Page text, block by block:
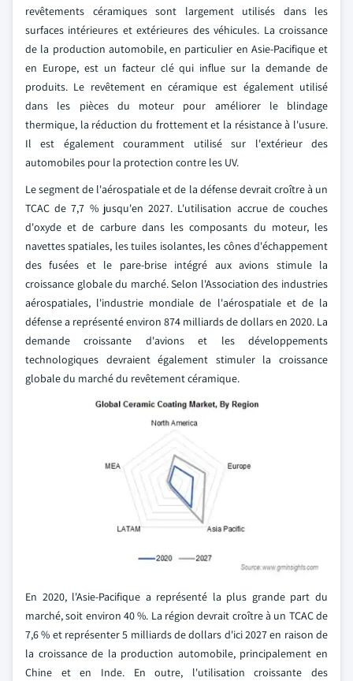
revêtements céramiques sont largement utilisés dans les
surfaces intérieures et extérieures des véhicules. La croissance
de la production automobile, en particulier en Asie-Pacifique et
en Europe, est un facteur clé qui influe sur la demande de
produits. Le revêtement en céramique est également utilisé
dans les pièces du moteur pour améliorer le blindage
thermique, la réduction du frottement et la résistance à l'usure.
Il est également couramment utilisé sur l'extérieur des
automobiles pour la protection contre les UV.
Le segment de l'aérospatiale et de la défense devrait croître à un
TCAC de 7,7 % jusqu'en 2027. L'utilisation accrue de couches
d'oxyde et de carbure dans les composants du moteur, les
navettes spatiales, les tuiles isolantes, les cônes d'échappement
des fusées et le pare-brise intégré aux avions stimule la
croissance globale du marché. Selon l'Association des industries
aérospatiales, l'industrie mondiale de l'aérospatiale et de la
défense a représenté environ 874 milliards de dollars en 2020. La
demande croissante d'avions et les développements
technologiques devraient également stimuler la croissance
globale du marché du revêtement céramique.
En 2020, l'Asie-Pacifique a représenté la plus grande part du
marché, soit environ 40 %. La région devrait croître à un TCAC de
7,6 % et représenter 5 milliards de dollars d'ici 2027 en raison de
la croissance de la production automobile, principalement en
Chine et en Inde. En outre, l'utilisation croissante des